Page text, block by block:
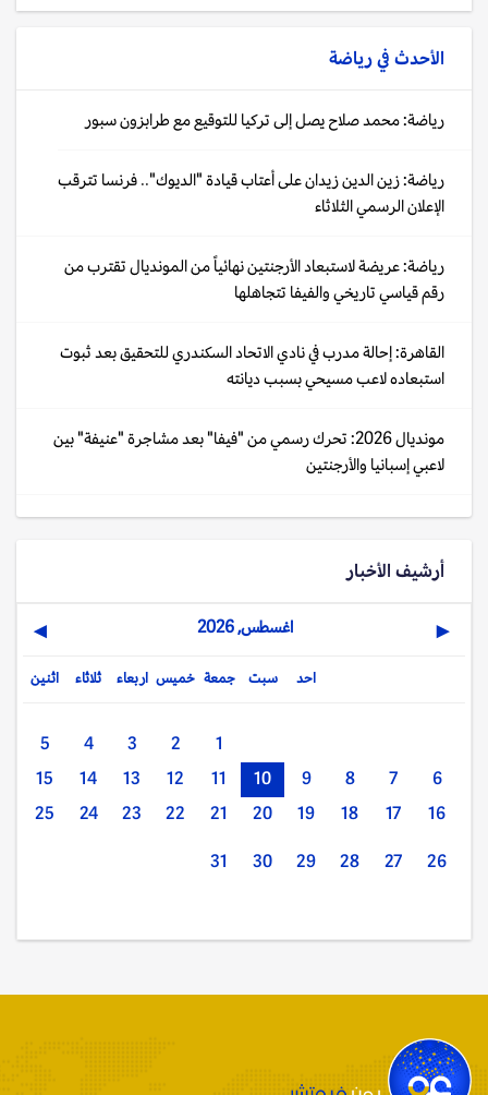
الأحدث فيرياضة
رياضة: محمد صلاح يصل إلى تركيا للتوقيع مع طرابزون سبور
رياضة: زين الدين زيدان على أعتاب قيادة "الديوك".. فرنسا تترقب
الإعلان الرسمي الثلاثاء
رياضة: عريضة لاستبعاد الأرجنتين نهائياً من المونديال تقترب من
رقم قياسي تاريخي والفيفا تتجاهلها
القاهرة: إحالة مدرب في نادي الاتحاد السكندري للتحقيق بعد ثبوت
استبعاده لاعب مسيحي بسبب ديانته
مونديال 2026: تحرك رسمي من "فيفا" بعد مشاجرة "عنيفة" بين
لاعبي إسبانيا والأرجنتين
أرشيف الأخبار
◀ اغسطس, 2026 ▶
اثنين ثلاثاء اربعاء خميس جمعة سبت احد
1
2
3
4
5
6
7
8
9
10
11
12
13
14
15
16
17
18
19
20
21
22
23
24
25
26
27
28
29
30
31